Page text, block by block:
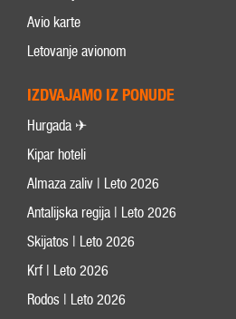
Avio karte
Letovanje avionom
IZDVAJAMO IZ PONUDE
Hurgada ✈
Kipar hoteli
Almaza zaliv | Leto 2026
Antalijska regija | Leto 2026
Skijatos | Leto 2026
Krf | Leto 2026
Rodos | Leto 2026